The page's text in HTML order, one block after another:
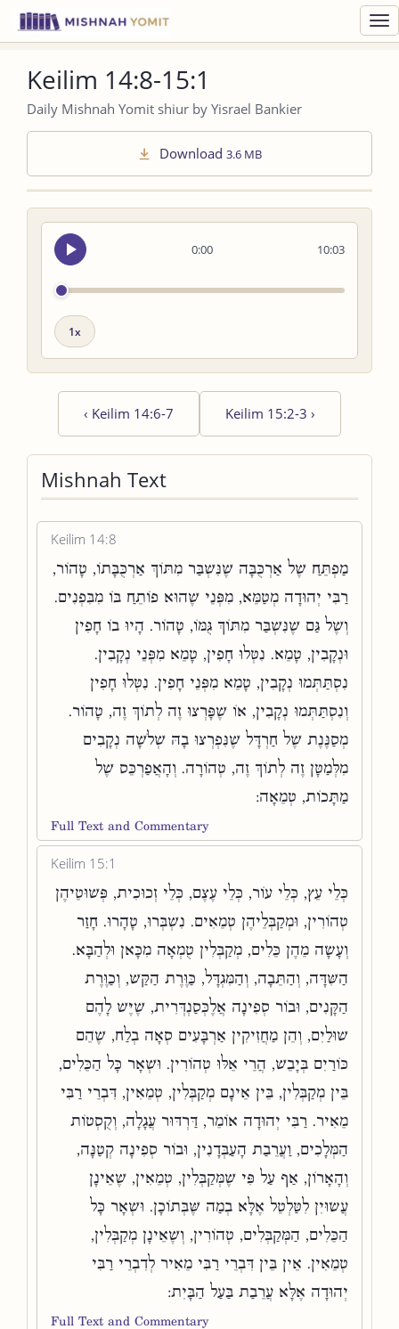
Keilim 14:8-15:1
Daily Mishnah Yomit shiur by Yisrael Bankier
Download 3.6 MB
0:00
Seek
audio
10:03
Playback
‹ Keilim 14:6-7 Keilim 15:2-3 ›
Mishnah Text
Keilim 14:8
מַפְתֵּחַ שֶׁל אַרְכֻּבָּה שֶׁנִּשְׁבַּר מִתּוֹךְ אַרְכֻּבָּתוֹ, טָהוֹר,
רַבִּי יְהוּדָה מְטַמֵּא, מִפְּנֵי שֶׁהוּא פוֹתֵחַ בּוֹ מִבִּפְנִים.
וְשֶׁל גַּם שֶׁנִּשְׁבַּר מִתּוֹךְ גֻּמּוֹ, טָהוֹר. הָיוּ בוֹ חָפִין
וּנְקָבִין, טָמֵא. נִטְּלוּ חָפִין, טָמֵא מִפְּנֵי נְקָבִין.
נִסְתַּתְּמוּ נְקָבִין, טָמֵא מִפְּנֵי חָפִין. נִטְּלוּ חָפִין
וְנִסְתַּתְּמוּ נְקָבִין, אוֹ שֶׁפָּרְצוּ זֶה לְתוֹךְ זֶה, טָהוֹר.
מְסַנֶּנֶת שֶׁל חַרְדָּל שֶׁנִּפְרְצוּ בָהּ שְׁלֹשָׁה נְקָבִים
מִלְּמַטָּן זֶה לְתוֹךְ זֶה, טְהוֹרָה. וְהָאֲפַרְכֵּס שֶׁל
מַתָּכוֹת, טְמֵאָה:
Full Text and Commentary
Keilim 15:1
כְּלֵי עֵץ, כְּלֵי עוֹר, כְּלֵי עֶצֶם, כְּלֵי זְכוּכִית, פְּשׁוּטֵיהֶן
טְהוֹרִין, וּמְקַבְּלֵיהֶן טְמֵאִים. נִשְׁבְּרוּ, טָהָרוּ. חָזַר
וְעָשָׂה מֵהֶן כֵּלִים, מְקַבְּלִין טֻמְאָה מִכָּאן וּלְהַבָּא.
הַשִּׁדָּה, וְהַתֵּבָה, וְהַמִּגְדָּל, כַּוֶּרֶת הַקַּשׁ, וְכַוֶּרֶת
הַקָּנִים, וּבוֹר סְפִינָה אֲלֶכְּסַנְדְּרִית, שֶׁיֶּשׁ לָהֶם
שׁוּלַיִם, וְהֵן מַחֲזִיקִין אַרְבָּעִים סְאָה בְלַח, שֶׁהֵם
כּוֹרַיִם בְּיָבֵשׁ, הֲרֵי אֵלּוּ טְהוֹרִין. וּשְׁאָר כָּל הַכֵּלִים,
בֵּין מְקַבְּלִין, בֵּין אֵינָם מְקַבְּלִין, טְמֵאִין, דִּבְרֵי רַבִּי
מֵאִיר. רַבִּי יְהוּדָה אוֹמֵר, דַּרְדּוּר עֲגָלָה, וְקֻסְטוֹת
הַמְּלָכִים, וַעֲרֵבַת הָעַבְּדָנִין, וּבוֹר סְפִינָה קְטַנָּה,
וְהָאָרוֹן, אַף עַל פִּי שֶׁמְּקַבְּלִין, טְמֵאִין, שֶׁאֵינָן
עֲשׂוּיִן לִטַּלְטֵל אֶלָּא בְמַה שֶּׁבְּתוֹכָן. וּשְׁאָר כָּל
הַכֵּלִים, הַמְּקַבְּלִים, טְהוֹרִין, וְשֶׁאֵינָן מְקַבְּלִין,
טְמֵאִין. אֵין בֵּין דִּבְרֵי רַבִּי מֵאִיר לְדִבְרֵי רַבִּי
יְהוּדָה אֶלָּא עֲרֵבַת בַּעַל הַבָּיִת:
Full Text and Commentary